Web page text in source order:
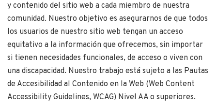
y contenido del sitio web a cada miembro de nuestra
comunidad. Nuestro objetivo es asegurarnos de que todos
los usuarios de nuestro sitio web tengan un acceso
equitativo a la información que ofrecemos, sin importar
si tienen necesidades funcionales, de acceso o viven con
una discapacidad. Nuestro trabajo está sujeto a las Pautas
de Accesibilidad al Contenido en la Web (Web Content
Accessibility Guidelines, WCAG) Nivel AA o superiores.